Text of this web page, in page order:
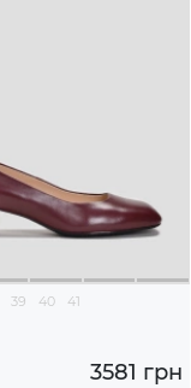
39 40 41
3581 грн